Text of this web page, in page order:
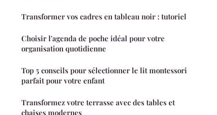
Transformer vos cadres en tableau noir : tutoriel
Choisir l'agenda de poche idéal pour votre
organisation quotidienne
Top 5 conseils pour sélectionner le lit montessori
parfait pour votre enfant
Transformez votre terrasse avec des tables et
chaises modernes